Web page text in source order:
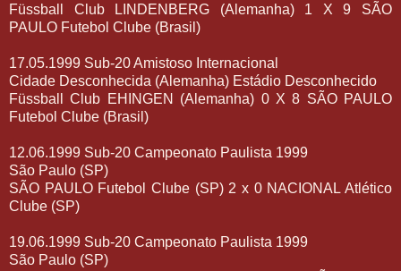
Füssball Club LINDENBERG (Alemanha) 1 X 9 SÃO
PAULO Futebol Clube (Brasil)
17.05.1999 Sub-20 Amistoso Internacional
Cidade Desconhecida (Alemanha) Estádio Desconhecido
Füssball Club EHINGEN (Alemanha) 0 X 8 SÃO PAULO
Futebol Clube (Brasil)
12.06.1999 Sub-20 Campeonato Paulista 1999
São Paulo (SP)
SÃO PAULO Futebol Clube (SP) 2 x 0 NACIONAL Atlético
Clube (SP)
19.06.1999 Sub-20 Campeonato Paulista 1999
São Paulo (SP)